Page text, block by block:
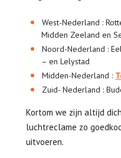
West-Nederland :
Midden Zeeland en
Noord-Nederland :
– en Lelystad
Midden-Nederland :
Zuid- Nederland :
Kortom we zijn altijd
luchtreclame zo
uitvoeren.